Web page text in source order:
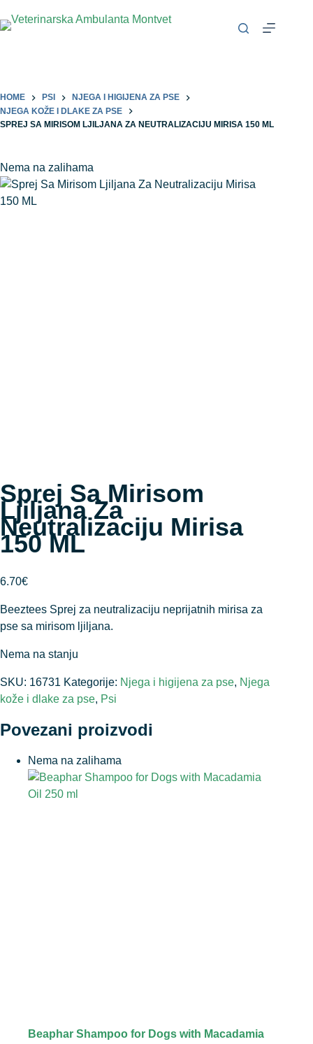
HOME PSI
NJEGA I HIGIJENA ZA PSE
NJEGA KOŽE I DLAKE ZA PSE
SPREJ SA MIRISOM LJILJANA ZA NEUTRALIZACIJU MIRISA 150 ML
Nema na zalihama
Sprej Sa Mirisom
Ljiljana Za
Neutralizaciju Mirisa
150 ML
6.70€
Beeztees Sprej za neutralizaciju neprijatnih mirisa za
pse sa mirisom ljiljana.
Nema na stanju
SKU: 16731 Kategorije: Njega i higijena za pse, Njega
kože i dlake za pse, Psi
Povezani proizvodi
Nema na zalihama
Beaphar Shampoo for Dogs with Macadamia